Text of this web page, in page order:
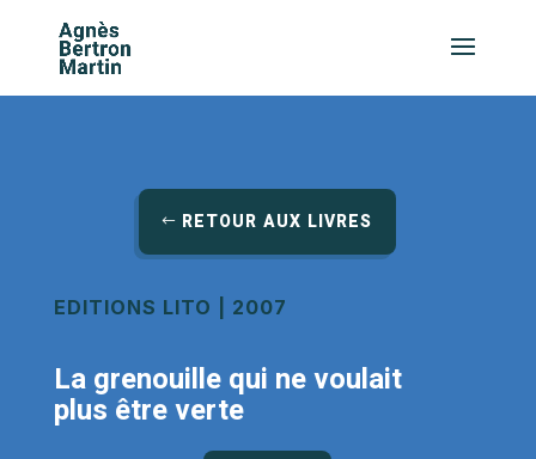
RETOUR AUX LIVRES
EDITIONS LITO | 2007
La grenouille qui ne voulait
plus être verte